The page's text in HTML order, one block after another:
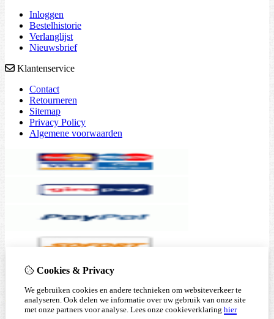
Inloggen
Bestelhistorie
Verlanglijst
Nieuwsbrief
Klantenservice
Contact
Retourneren
Sitemap
Privacy Policy
Algemene voorwaarden
Cookies & Privacy
We gebruiken cookies en andere technieken om websiteverkeer te
analyseren. Ook delen we informatie over uw gebruik van onze site
met onze partners voor analyse. Lees onze cookieverklaring hier